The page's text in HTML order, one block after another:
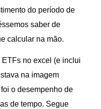
do período de
saber de
calcular na mão.
no excel (e inclui
na imagem
o desempenho de
de tempo. Segue